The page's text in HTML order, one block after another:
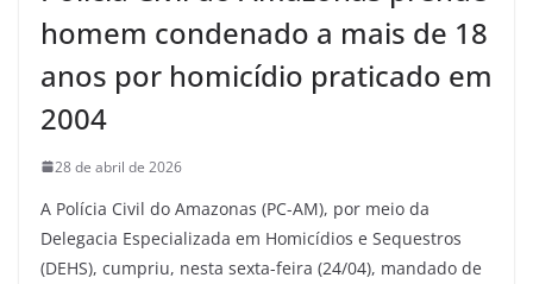
homem condenado a mais de 18
anos por homicídio praticado em
2004
28 de abril de 2026
A Polícia Civil do Amazonas (PC-AM), por meio da
Delegacia Especializada em Homicídios e Sequestros
(DEHS), cumpriu, nesta sexta-feira (24/04), mandado de